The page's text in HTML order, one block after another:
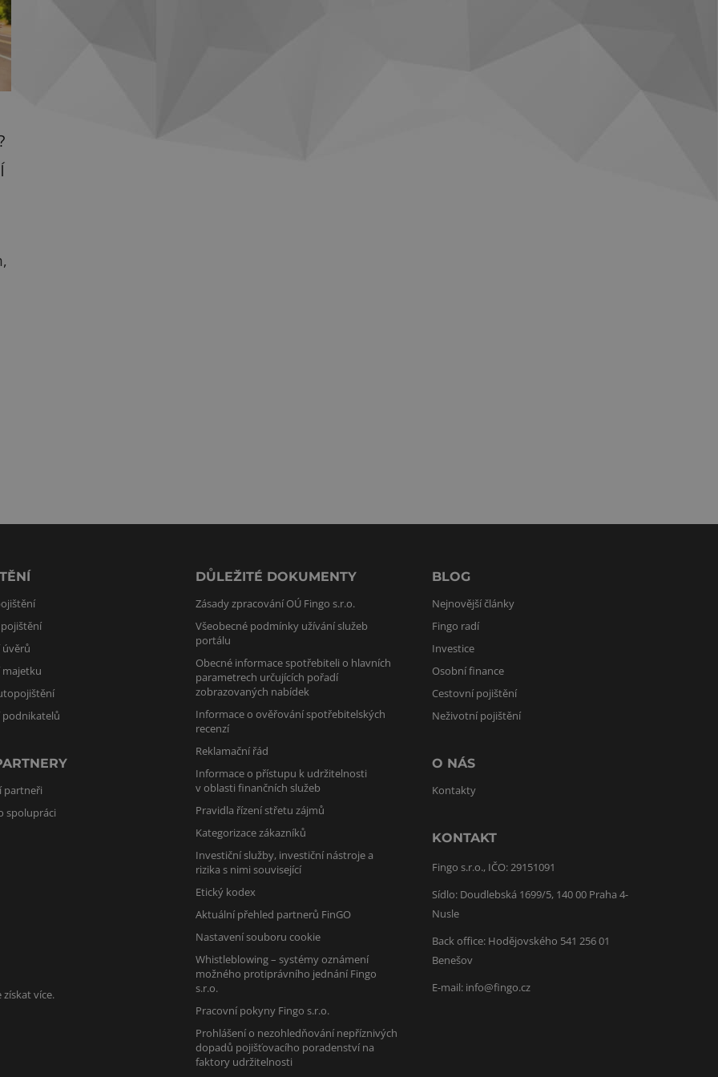
pojištění
úvěrů
majetku
podnikatelů
partneři
spolupráci
DŮLEŽITÉ DOKUMENTY
Zásady zpracování OÚ Fingo s.r.o.
Všeobecné podmínky užívání služeb
portálu
Obecné informace spotřebiteli o hlavních
parametrech určujících pořadí
zobrazovaných nabídek
Informace o ověřování spotřebitelských
recenzí
Reklamační řád
Informace o přístupu k udržitelnosti
v oblasti finančních služeb
Pravidla řízení střetu zájmů
Kategorizace zákazníků
Investiční služby, investiční nástroje a
rizika s nimi související
Etický kodex
Aktuální přehled partnerů FinGO
Nastavení souboru cookie
Whistleblowing – systémy oznámení
možného protiprávního jednání Fingo
s.r.o.
Pracovní pokyny Fingo s.r.o.
Prohlášení o nezohledňování nepříznivých
dopadů pojišťovacího poradenství na
faktory udržitelnosti
BLOG
Nejnovější články
Fingo radí
Investice
Osobní finance
Cestovní pojištění
Neživotní pojištění
O NÁS
Kontakty
KONTAKT
Fingo s.r.o., IČO: 29151091
Sídlo: Doudlebská 1699/5, 140 00 Praha 4-
Nusle
Back office: Hodějovského 541 256 01
Benešov
E-mail: info@fingo.cz
více.